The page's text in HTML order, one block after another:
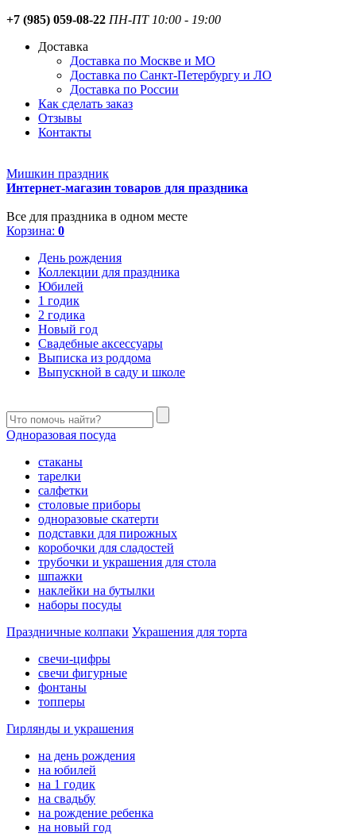
+7 (985) 059-08-22 ПН-ПТ 10:00 - 19:00
Доставка
Доставка по Москве и МО
Доставка по Санкт-Петербургу и ЛО
Доставка по России
Как сделать заказ
Отзывы
Контакты
Мишкин праздник
Интернет-магазин товаров для праздника
Все для праздника в одном месте
Корзина: 0
День рождения
Коллекции для праздника
Юбилей
1 годик
2 годика
Новый год
Свадебные аксессуары
Выписка из роддома
Выпускной в саду и школе
Одноразовая посуда
стаканы
тарелки
салфетки
столовые приборы
одноразовые скатерти
подставки для пирожных
коробочки для сладостей
трубочки и украшения для стола
шпажки
наклейки на бутылки
наборы посуды
Праздничные колпаки Украшения для торта
свечи-цифры
свечи фигурные
фонтаны
топперы
Гирлянды и украшения
на день рождения
на юбилей
на 1 годик
на свадьбу
на рождение ребенка
на новый год